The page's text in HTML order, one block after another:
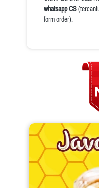
whatsapp CS
form order).